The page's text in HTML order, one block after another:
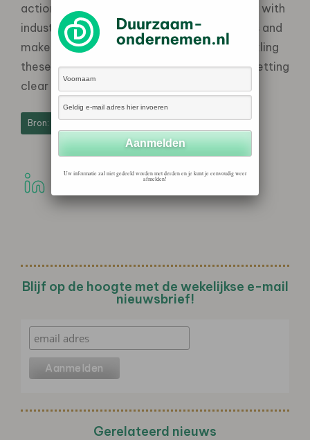
action. We are participating enthusiastically with
industry bodies and others to seek solutions and
make improvements to the way we are tackling
these issues. We are also in the process of setting
clear targets within our own business.”
Bron: Ahold
Blijf op de hoogte met de wekelijkse e-mail
nieuwsbrief!
Gerelateerd nieuws
Uw informatie zal niet gedeeld worden met derden en je kunt je eenvoudig weer
afmelden!